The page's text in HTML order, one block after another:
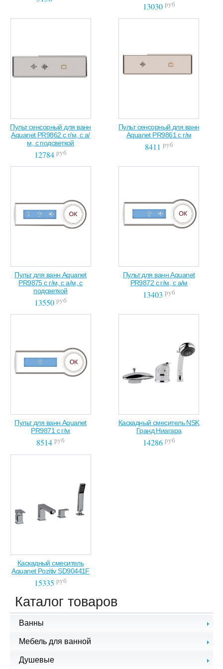
Каталог товаров
Ванны
Чугунные ванны
Акриловые ванны
Мебель для ванной
Душевые
13030 руб
Пульт сенсорный для ванн
Aquanet PR9862 с г/м, с а/
м, с подсветкой
12784 руб
Пульт сенсорный для ванн
Aquanet PR9861 с г/м
8411 руб
Пульт для ванн Aquanet
PR9875 с г/м, с а/м, с
подсветкой
13550 руб
Пульт для ванн Aquanet
PR9872 с г/м, с а/м
13403 руб
Пульт для ванн Aquanet
PR9871 с г/м
8514 руб
Каскадный смеситель NSK
Гранд Ниагара
14286 руб
Каскадный смеситель
Aquanet Pozitiv SD90441F
15335 руб